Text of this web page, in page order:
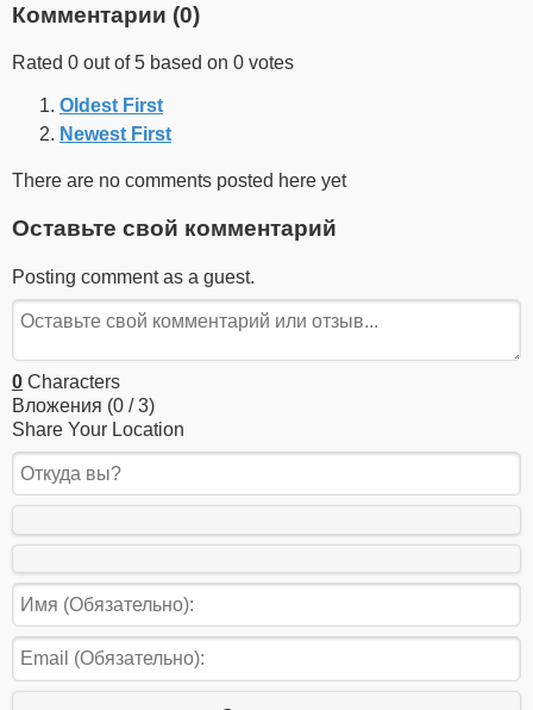
Комментарии (0)
Rated 0 out of 5 based on 0 votes
Oldest First
Newest First
There are no comments posted here yet
Оставьте свой комментарий
Posting comment as a guest.
0 Characters
Вложения (0 / 3)
Share Your Location